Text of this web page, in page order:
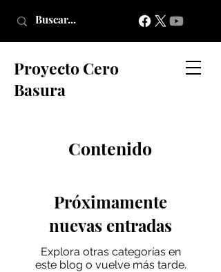
Proyecto Cero
Basura
Contenido
Próximamente
nuevas entradas
Explora otras categorías en
este blog o vuelve más tarde.